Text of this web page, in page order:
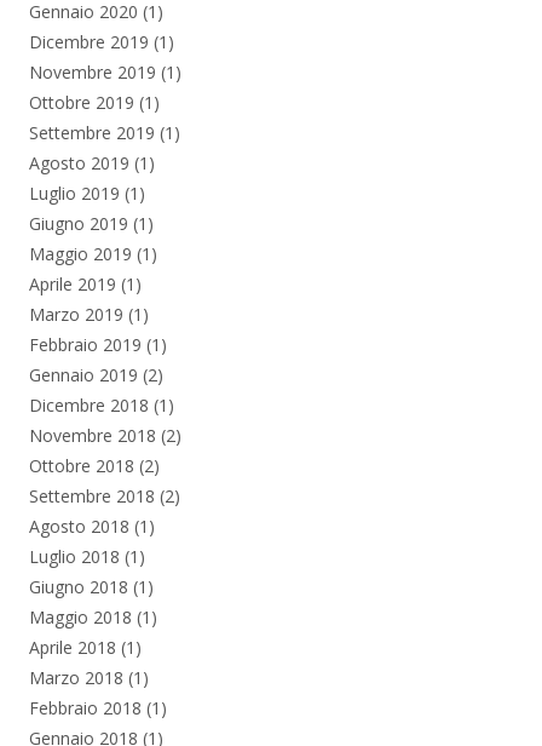
Gennaio 2020 (1)
Dicembre 2019 (1)
Novembre 2019 (1)
Ottobre 2019 (1)
Settembre 2019 (1)
Agosto 2019 (1)
Luglio 2019 (1)
Giugno 2019 (1)
Maggio 2019 (1)
Aprile 2019 (1)
Marzo 2019 (1)
Febbraio 2019 (1)
Gennaio 2019 (2)
Dicembre 2018 (1)
Novembre 2018 (2)
Ottobre 2018 (2)
Settembre 2018 (2)
Agosto 2018 (1)
Luglio 2018 (1)
Giugno 2018 (1)
Maggio 2018 (1)
Aprile 2018 (1)
Marzo 2018 (1)
Febbraio 2018 (1)
Gennaio 2018 (1)